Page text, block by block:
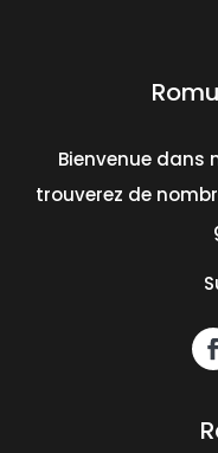
Bienvenue dans
trouverez de